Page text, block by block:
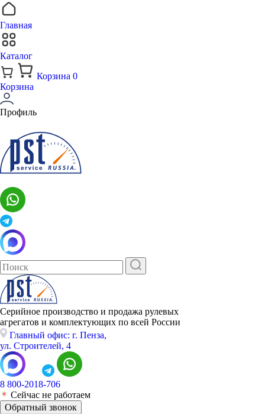
Главная
Каталог
Корзина 0
Корзина
Профиль
Серийное производство и продажа рулевых
агрегатов и комплектующих по всей России
Главный офис: г. Пенза,
ул. Строителей, 4
8 800-2018-706
Сейчас не работаем
Обратный звонок